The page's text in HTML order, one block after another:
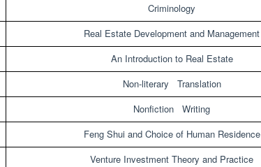
Criminology
Real Estate Development and Management
An Introduction to Real Estate
Non-literary Translation
Nonfiction Writing
Feng Shui and Choice of Human Residence
Venture Investment Theory and Practice